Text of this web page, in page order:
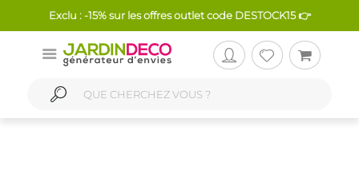
Exclu : -15% sur les offres outlet code DESTOCK15 👉